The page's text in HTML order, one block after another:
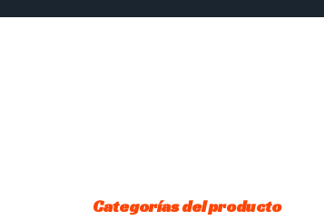
Categorías del producto